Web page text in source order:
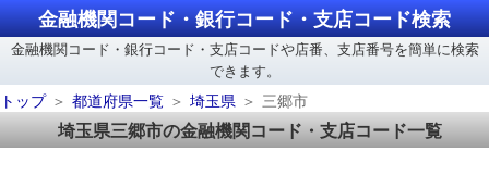
金融機関コード・銀行コード・支店コード検索
金融機関コード・銀行コード・支店コードや店番、支店番号を簡単に検索
できます。
トップ
都道府県一覧 埼玉県 三郷市
埼玉県三郷市の金融機関コード・支店コード一覧